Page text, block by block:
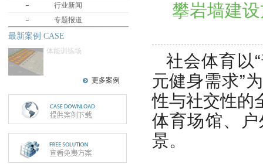
行业新闻
专题报道
最新案例 CASE
体能训练场
更多案例
攀岩墙建
社会体育以
元健身需求”
性与社交性的
体育场馆、
景。